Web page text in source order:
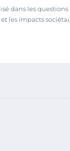
dans les
les impacts